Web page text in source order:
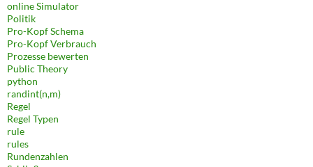
online Simulator
Politik
Pro-Kopf Schema
Pro-Kopf Verbrauch
Prozesse bewerten
Public Theory
python
randint(n,m)
Regel
Regel Typen
rule
rules
Rundenzahlen